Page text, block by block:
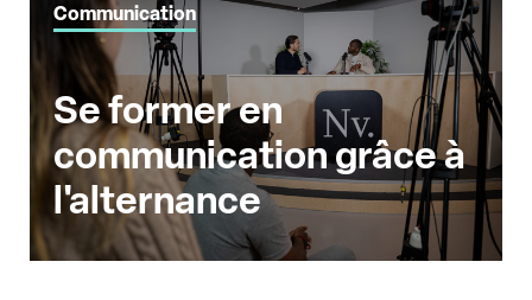
Communication
Se former en
communication grâce à
l'alternance